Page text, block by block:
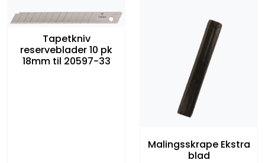
Tapetkniv
reserveblader 10 pk
18mm til 20597-33
Malingsskrape Ekstra
blad